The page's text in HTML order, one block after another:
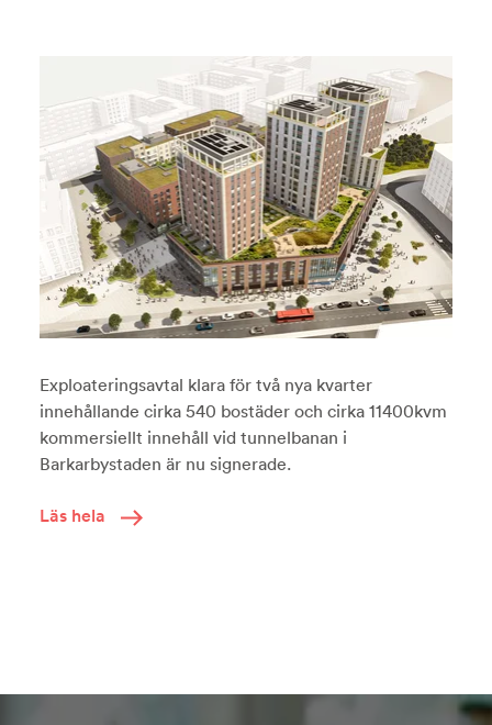
Exploateringsavtal klara för två nya kvarter
innehållande cirka 540 bostäder och cirka 11400kvm
kommersiellt innehåll vid tunnelbanan i
Barkarbystaden är nu signerade.
Läs hela